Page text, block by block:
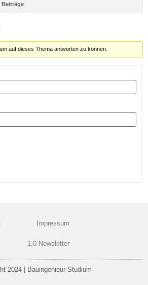
Beiträge
auf dieses Thema antworten zu können.
Impressum
1,0-Newsletter
2024 | Bauingenieur Studium